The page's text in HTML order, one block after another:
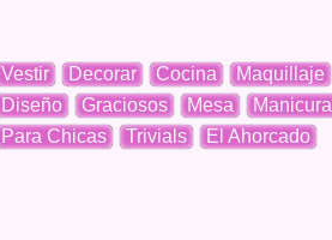
Vestir Decorar Cocina Maquillaje
Diseño
Graciosos Mesa Manicura
Para Chicas
Trivials El Ahorcado